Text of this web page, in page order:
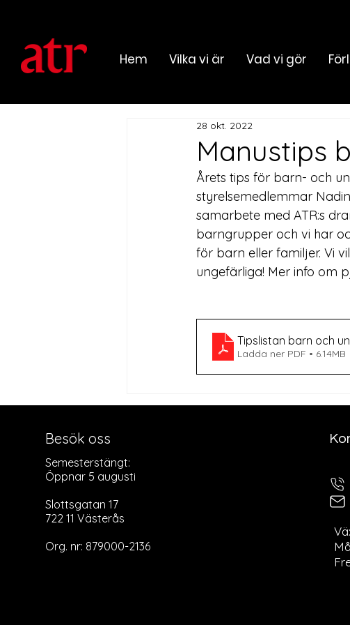
Hem Vilka vi är Vad vi gör
Manustips
28 okt. 2022
Årets tips för barn- och
styrelsemedlemmar
samarbete med ATR:s
barngrupper och vi har
för barn eller familjer. Vi
ungefärliga! Mer info om
Tipslistan barn och
Ladda ner PDF • 6.14MB
Besök oss
Semesterstängt:
Öppnar 5 augusti
Slottsgatan 17
722 11 Västerås
Org. nr: 879000-2136